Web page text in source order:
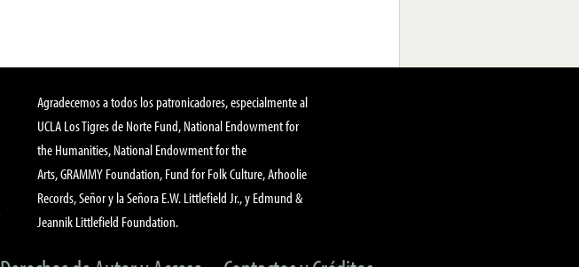
Agradecemos a todos los patronicadores, especialmente al
UCLA Los Tigres de Norte Fund, National Endowment for
the Humanities, National Endowment for the
Arts, GRAMMY Foundation, Fund for Folk Culture, Arhoolie
Records, Señor y la Señora E.W. Littlefield Jr., y Edmund &
Jeannik Littlefield Foundation.